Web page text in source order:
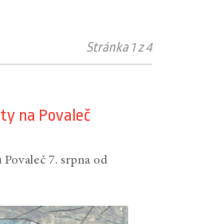
Stránka 1 z 4
na Povaleč
7. srpna od